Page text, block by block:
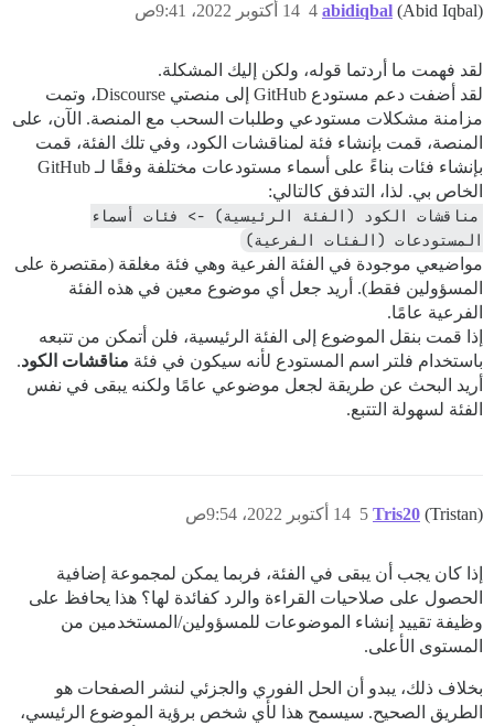
abidiqbal (Abid Iqbal) 14 أكتوبر 2022، 9:41ص 4
لقد فهمت ما أردتما قوله، ولكن إليك المشكلة.
لقد أضفت دعم مستودع GitHub إلى منصتي Discourse، وتمت
مزامنة مشكلات مستودعي وطلبات السحب مع المنصة. الآن، على
المنصة، قمت بإنشاء فئة لمناقشات الكود، وفي تلك الفئة، قمت
بإنشاء فئات بناءً على أسماء مستودعات مختلفة وفقًا لـ GitHub
الخاص بي. لذا، التدفق كالتالي:
المستودعات (الفئات الفرعية)
مواضيعي موجودة في الفئة الفرعية وهي فئة مغلقة (مقتصرة على
المسؤولين فقط). أريد جعل أي موضوع معين في هذه الفئة
الفرعية عامًا.
إذا قمت بنقل الموضوع إلى الفئة الرئيسية، فلن أتمكن من تتبعه
باستخدام فلتر اسم المستودع لأنه سيكون في فئة مناقشات الكود.
أريد البحث عن طريقة لجعل موضوعي عامًا ولكنه يبقى في نفس
الفئة لسهولة التتبع.
Tris20 (Tristan) 14 أكتوبر 2022، 9:54ص 5
إذا كان يجب أن يبقى في الفئة، فربما يمكن لمجموعة إضافية
الحصول على صلاحيات القراءة والرد كفائدة لها؟ هذا يحافظ على
وظيفة تقييد إنشاء الموضوعات للمسؤولين/المستخدمين من
المستوى الأعلى.
بخلاف ذلك، يبدو أن الحل الفوري والجزئي لنشر الصفحات هو
الطريق الصحيح. سيسمح هذا لأي شخص برؤية الموضوع الرئيسي،